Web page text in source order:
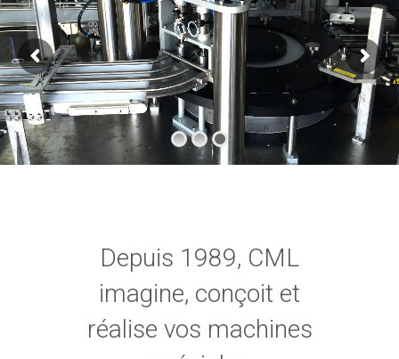
Depuis 1989, CML
imagine, conçoit et
réalise vos machines